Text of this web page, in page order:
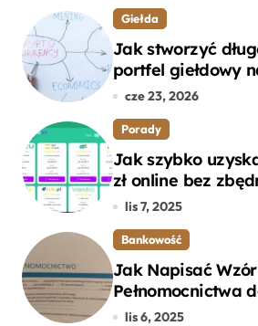
Giełda
Jak stworzyć
portfel giełdowy
cze 23, 2026
Porady
Jak szybko
zł online bez
formalności?
lis 7, 2025
Bankowość
Jak Napisać Wzór
Pełnomocnictwa
Bankowego –
lis 6, 2025